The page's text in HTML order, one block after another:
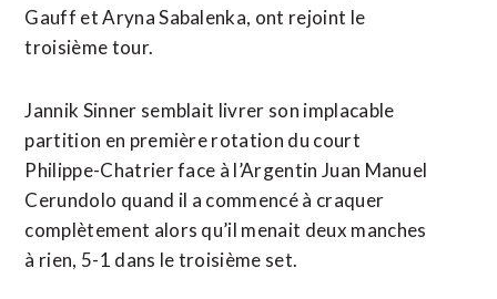
Gauff et Aryna Sabalenka, ont rejoint le
troisième ​tour.
Jannik Sinner semblait ‌livrer son implacable
partition en première rotation du court
Philippe-Chatrier face ​à l’Argentin Juan Manuel
Cerundolo ⁠quand il a commencé à craquer
complètement alors qu’il menait deux manches
à rien, 5-1 ‌dans le troisième set.